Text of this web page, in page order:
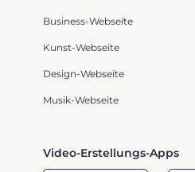
Video-Erstellungs-Apps
Business-Webseite
Kunst-Webseite
Design-Webseite
Musik-Webseite